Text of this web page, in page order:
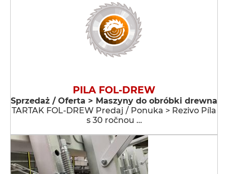
PILA FOL-DREW
Sprzedaż / Oferta > Maszyny do obróbki drewna
TARTAK FOL-DREW Predaj / Ponuka > Rezivo Píla
s 30 ročnou …